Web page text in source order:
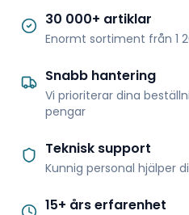
30 000+ artiklar
Enormt sortiment från 1
Snabb hantering
Vi prioriterar dina
pengar
Teknisk support
Kunnig personal hjälper
15+ års erfarenhet